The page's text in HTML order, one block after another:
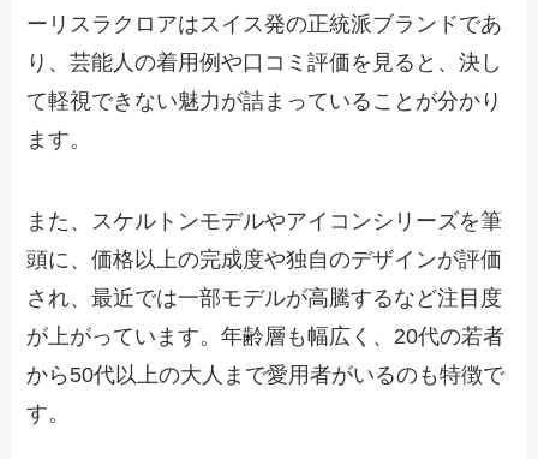
ーリスラクロアはスイス発の正統派ブランドであ
り、芸能人の着用例や口コミ評価を見ると、決し
て軽視できない魅力が詰まっていることが分かり
ます。
また、スケルトンモデルやアイコンシリーズを筆
頭に、価格以上の完成度や独自のデザインが評価
され、最近では一部モデルが高騰するなど注目度
が上がっています。年齢層も幅広く、20代の若者
から50代以上の大人まで愛用者がいるのも特徴で
す。